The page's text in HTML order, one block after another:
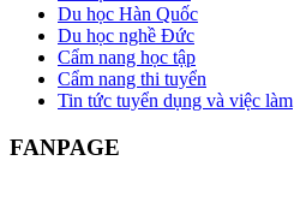
Du học Hàn Quốc
Du học nghề Đức
Cẩm nang học tập
Cẩm nang thi tuyển
Tin tức tuyển dụng và việc làm
FANPAGE